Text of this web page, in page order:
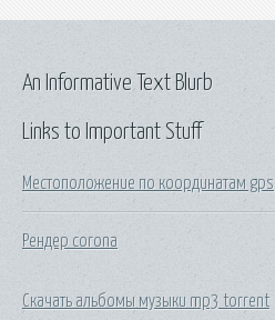
Links to Important Stuff
Местоположение по координатам gps
Рендер corona
Скачать альбомы музыки mp3 torrent
An Informative Text Blurb